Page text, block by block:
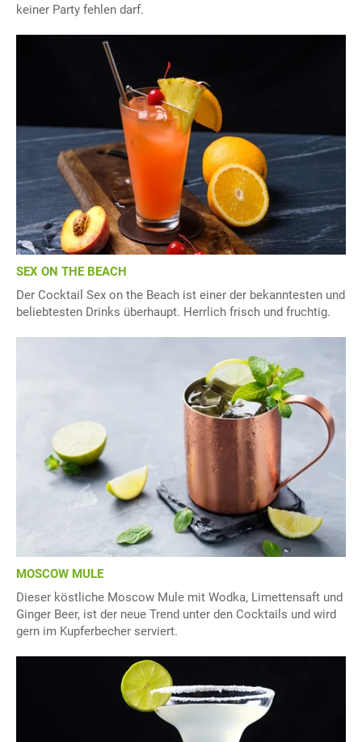
keiner Party fehlen darf.
SEX ON THE BEACH
Der Cocktail Sex on the Beach ist einer der bekanntesten und
beliebtesten Drinks überhaupt. Herrlich frisch und fruchtig.
MOSCOW MULE
Dieser köstliche Moscow Mule mit Wodka, Limettensaft und
Ginger Beer, ist der neue Trend unter den Cocktails und wird
gern im Kupferbecher serviert.